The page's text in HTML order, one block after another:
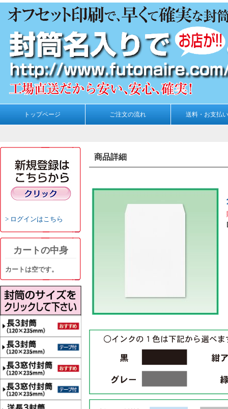
トップページ ご注文の流れ 送料・お支払
ログインはこちら
カートの中身
カートは空です。
商品詳細